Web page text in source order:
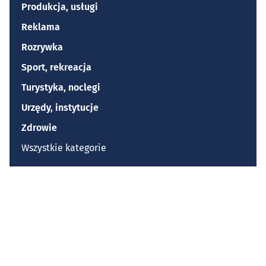
Produkcja, usługi
Reklama
Rozrywka
Sport, rekreacja
Turystyka, noclegi
Urzędy, instytucje
Zdrowie
Wszystkie kategorie